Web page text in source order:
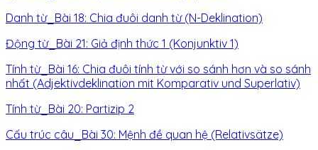
Danh từ_Bài 18: Chia đuôi danh từ (N-Deklination)
Động từ_Bài 21: Giả định thức 1 (Konjunktiv 1)
Tính từ_Bài 16: Chia đuôi tính từ với so sánh hơn và so sánh
nhất (Adjektivdeklination mit Komparativ und Superlativ)
Tính từ_Bài 20: Partizip 2
Cấu trúc câu_Bài 30: Mệnh đề quan hệ (Relativsätze)